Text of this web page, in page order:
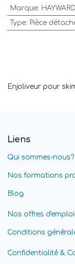
Marque: HAYWARD
Type: Pièce
Enjoliveur pour
Liens
Qui sommes-nous?
Nos formations
Blog
Nos offres
Conditions
Confidentialité &